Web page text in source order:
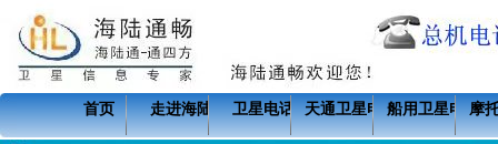
首页 走进海陆 卫星电话 天通卫星电话船用卫星电话
摩